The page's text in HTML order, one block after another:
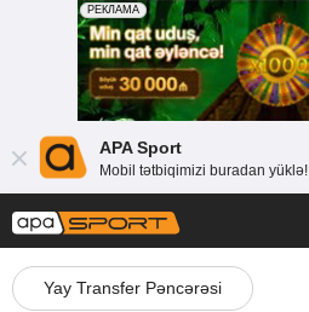
APA Sport
Mobil tətbiqimizi buradan yüklə!
Yay Transfer Pəncərəsi